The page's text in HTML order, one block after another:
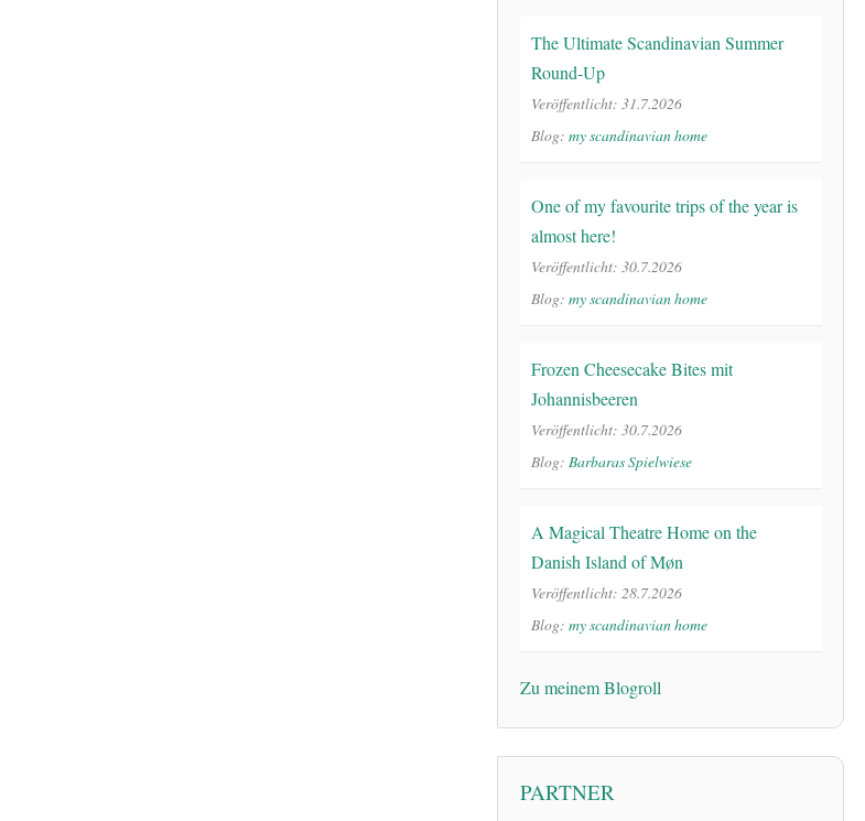
The Ultimate Scandinavian Summer
Round-Up
Veröffentlicht: 31.7.2026
Blog: my scandinavian home
One of my favourite trips of the year is
almost here!
Veröffentlicht: 30.7.2026
Blog: my scandinavian home
Frozen Cheesecake Bites mit
Johannisbeeren
Veröffentlicht: 30.7.2026
Blog: Barbaras Spielwiese
A Magical Theatre Home on the
Danish Island of Møn
Veröffentlicht: 28.7.2026
Blog: my scandinavian home
Zu meinem Blogroll
PARTNER